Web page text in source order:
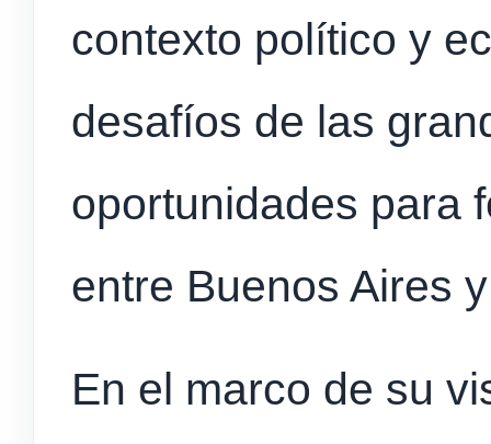
contexto político y
desafíos de las
oportunidades para
entre Buenos Aires
En el marco de su